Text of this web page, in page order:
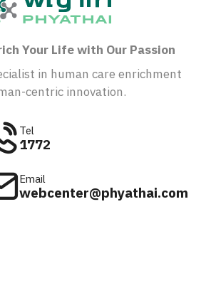
Your Life with Our Passion
in human care enrichment
centric innovation.
Tel
1772
Email
webcenter@phyathai.com